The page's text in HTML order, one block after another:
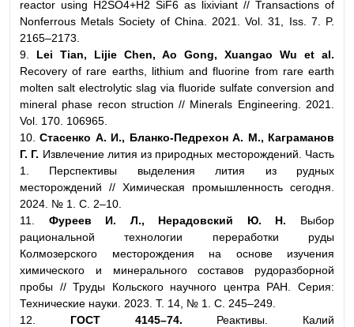
reactor using H2SO4+H2 SiF6 as lixiviant // Transactions of
Nonferrous Metals Society of China. 2021. Vol. 31, Iss. 7. P.
2165–2173.
9. Lei Tian, Lijie Chen, Ao Gong, Xuangao Wu et al.
Recovery of rare earths, lithium and fluorine from rare earth
molten salt electrolytic slag via fluoride sulfate conversion and
mineral phase recon struction // Minerals Engineering. 2021.
Vol. 170. 106965.
10.Стасенко А. И., Бланко-Педрехон А. М., Каграманов
Г. Г. Извлечение лития из природных месторождений. Часть
1. Перспективы выделения лития из рудных
месторождений // Химическая промышленность сегодня.
2024. № 1. С. 2–10.
11.
Фуреев И. Л., Нерадовский Ю. Н. Выбор
рациональной технологии переработки руды
Колмозерского месторождения на основе изучения
химического и минерального составов рудоразборной
пробы // Труды Кольского научного центра РАН. Серия:
Технические науки. 2023. Т. 14, № 1. С. 245–249.
12.
ГОСТ 4145–74. Реактивы. Калий